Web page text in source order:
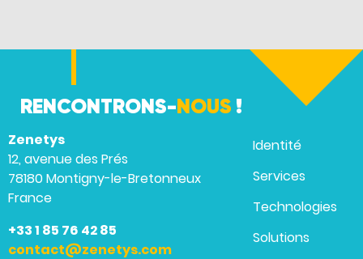
RENCONTRONS-NOUS !
Zenetys
12, avenue des Prés
78180 Montigny-le-Bretonneux
France
+33 1 85 76 42 85
contact@zenetys.com
Identité
Services
Technologies
Solutions